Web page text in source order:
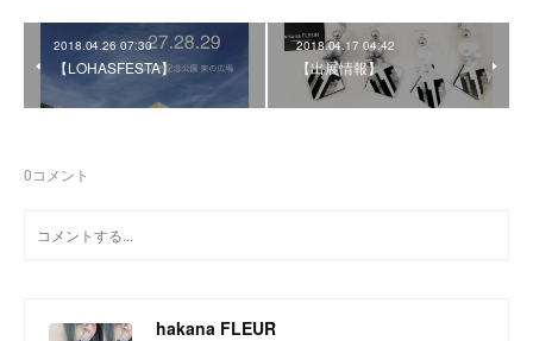
2018.04.26 07:30
【LOHASFESTA】
2018.04.17 04:42
【出展情報】
0コメント
hakana FLEUR